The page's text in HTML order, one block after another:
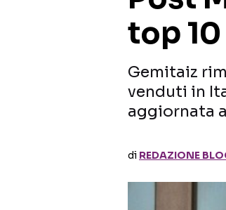
top 10
Gemitaiz
venduti in
aggiornata
di REDAZIONE